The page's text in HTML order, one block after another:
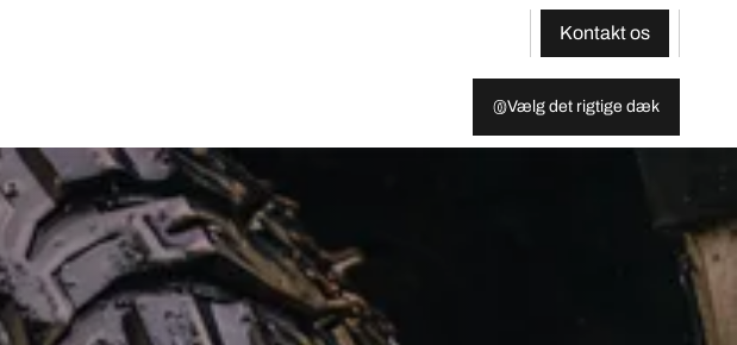
Kontakt os
Vælg det rigtige dæk